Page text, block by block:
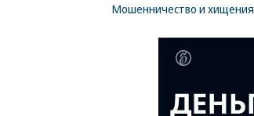
Мошенничество и хищения